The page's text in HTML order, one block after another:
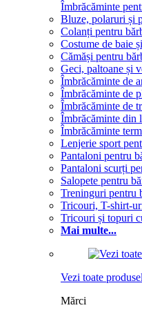
Îmbrăcăminte
Bluze, polaruri și
Colanți pentru
Costume de baie
Cămăși pentru
Geci, paltoane și
Îmbrăcăminte de
Îmbrăcăminte de
Îmbrăcăminte de
Îmbrăcăminte din
Îmbrăcăminte
Lenjerie sport
Pantaloni pentru
Pantaloni scurți
Salopete pentru
Treninguri pentru
Tricouri, T-shirt-
Tricouri și topuri
Mai multe...
Vezi toate
Mărci